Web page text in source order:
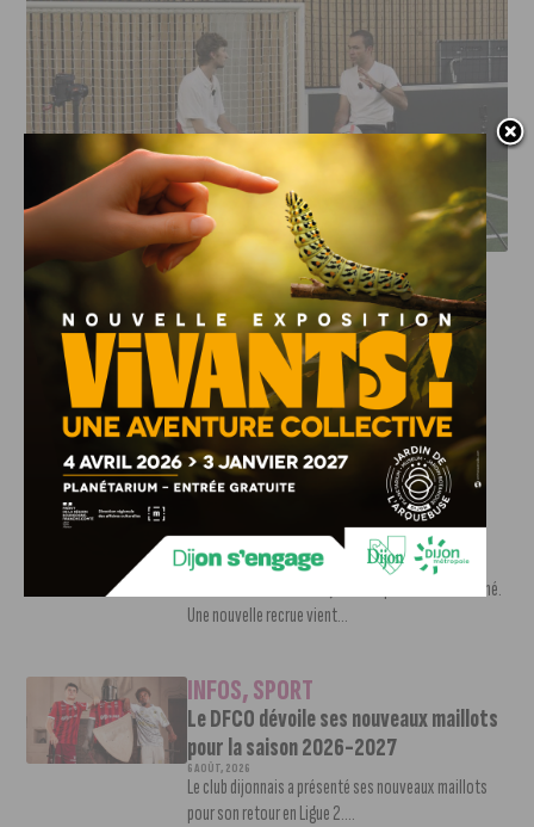
DFCO : RENCONTRE AVEC PIERRE-HENRI DEBALLON,
L’ARTISAN DE LA MONTÉE EN LIGUE 2
INFOS,SPORT
DFCO : Rencontre avec Pierre-Henri
Deballon, l’artisan de la montée en
Ligue 2
7 AOÛT, 2026
Le DFCO est de retour en Ligue 2 après trois ans
d’absence. La saison...
INFOS,SPORT
Nouvelle arrivée à la JDA Basket,
Shevon Thompson est dijonnais
7 AOÛT, 2026
Le mercato estival de la JDA n’est pas encore terminé.
Une nouvelle recrue vient...
INFOS,SPORT
Le DFCO dévoile ses nouveaux maillots
pour la saison 2026-2027
6 AOÛT, 2026
Le club dijonnais a présenté ses nouveaux maillots
pour son retour en Ligue 2....